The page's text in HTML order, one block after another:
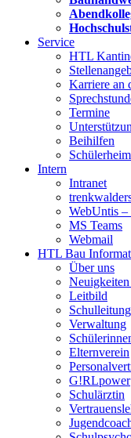
Service
HTL
Karriere an
Termine
Beihilfen
Intern
Intranet
WebUntis –
MS Teams
Webmail
HTL Bau
Über uns
Leitbild
Schulleitung
Verwaltung
Elternverein
G!RLpower
Schulärztin